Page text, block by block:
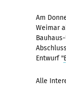
Am
Weimar
Entwurf "
Alle